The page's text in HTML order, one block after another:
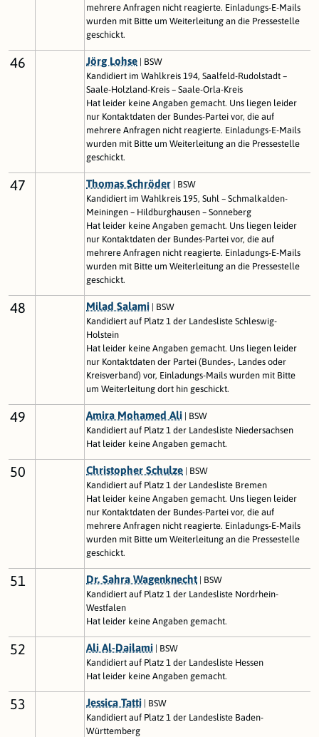
mehrere Anfragen nicht reagierte. Einladungs-E-Mails
wurden mit Bitte um Weiterleitung an die Pressestelle
geschickt.
46 Jörg Lohse | BSW
Kandidiert im Wahlkreis 194, Saalfeld-Rudolstadt –
Saale-Holzland-Kreis – Saale-Orla-Kreis
Hat leider keine Angaben gemacht. Uns liegen leider
nur Kontaktdaten der Bundes-Partei vor, die auf
mehrere Anfragen nicht reagierte. Einladungs-E-Mails
wurden mit Bitte um Weiterleitung an die Pressestelle
geschickt.
47 Thomas Schröder | BSW
Kandidiert im Wahlkreis 195, Suhl – Schmalkalden-
Meiningen – Hildburghausen – Sonneberg
Hat leider keine Angaben gemacht. Uns liegen leider
nur Kontaktdaten der Bundes-Partei vor, die auf
mehrere Anfragen nicht reagierte. Einladungs-E-Mails
wurden mit Bitte um Weiterleitung an die Pressestelle
geschickt.
48 Milad Salami | BSW
Kandidiert auf Platz 1 der Landesliste Schleswig-
Holstein
Hat leider keine Angaben gemacht. Uns liegen leider
nur Kontaktdaten der Partei (Bundes-, Landes oder
Kreisverband) vor, Einladungs-Mails wurden mit Bitte
um Weiterleitung dort hin geschickt.
49 Amira Mohamed Ali | BSW
Kandidiert auf Platz 1 der Landesliste Niedersachsen
Hat leider keine Angaben gemacht.
50 Christopher Schulze | BSW
Kandidiert auf Platz 1 der Landesliste Bremen
Hat leider keine Angaben gemacht. Uns liegen leider
nur Kontaktdaten der Bundes-Partei vor, die auf
mehrere Anfragen nicht reagierte. Einladungs-E-Mails
wurden mit Bitte um Weiterleitung an die Pressestelle
geschickt.
51 Dr. Sahra Wagenknecht | BSW
Kandidiert auf Platz 1 der Landesliste Nordrhein-
Westfalen
Hat leider keine Angaben gemacht.
52 Ali Al-Dailami | BSW
Kandidiert auf Platz 1 der Landesliste Hessen
Hat leider keine Angaben gemacht.
53 Jessica Tatti | BSW
Kandidiert auf Platz 1 der Landesliste Baden-
Württemberg